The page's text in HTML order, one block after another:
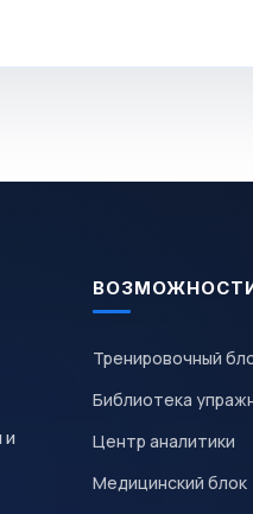
и
Тренировочный
Библиотека
Центр аналитики
Медицинский блок